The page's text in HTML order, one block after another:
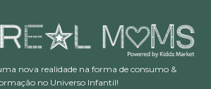
nova realidade na forma de consumo &
no Universo Infantil!